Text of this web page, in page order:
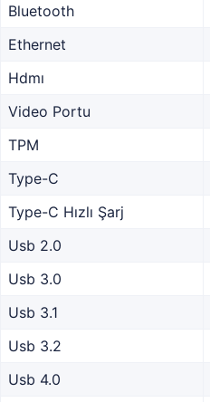
Bluetooth
Ethernet
Hdmı
Video Portu
TPM
Type-C
Type-C Hızlı Şarj
Usb 2.0
Usb 3.0
Usb 3.1
Usb 3.2
Usb 4.0